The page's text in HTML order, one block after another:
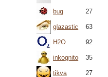
bug 27
glazastic 63
H2O 92
inkognito 35
tikva 27